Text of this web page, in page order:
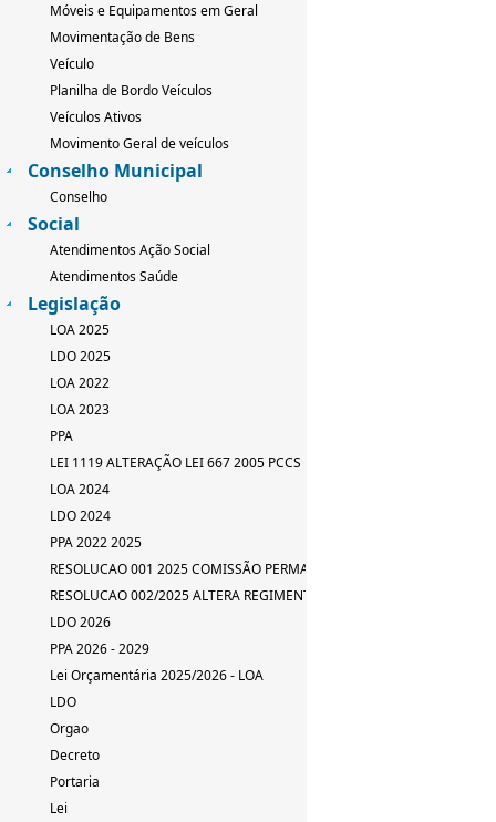
Móveis e Equipamentos em Geral
Movimentação de Bens
Veículo
Planilha de Bordo Veículos
Veículos Ativos
Movimento Geral de veículos
Conselho Municipal
Conselho
Social
Atendimentos Ação Social
Atendimentos Saúde
Legislação
LOA 2025
LDO 2025
LOA 2022
LOA 2023
PPA
LEI 1119 ALTERAÇÃO LEI 667 2005 PCCS
LOA 2024
LDO 2024
PPA 2022 2025
RESOLUCAO 001 2025 COMISSÃO PERMANENTE
RESOLUCAO 002/2025 ALTERA REGIMENTO INTERNO
LDO 2026
PPA 2026 - 2029
Lei Orçamentária 2025/2026 - LOA
LDO
Orgao
Decreto
Portaria
Lei